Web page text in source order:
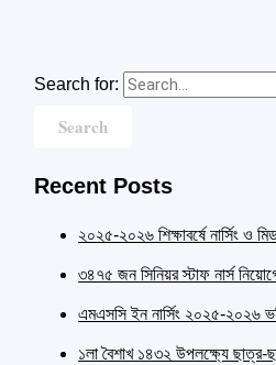
Search for:
Recent Posts
২০২৫-২০২৬ শিক্ষাবর্ষে নার্সিং ও
৩৪৭৫ জন সিনিয়র স্টাফ নার্স
এমএসসি ইন নার্সিং ২০২৫-২০২৬
১লা বৈশাখ ১৪৩২ উপলক্ষ্যে ছাত্র-